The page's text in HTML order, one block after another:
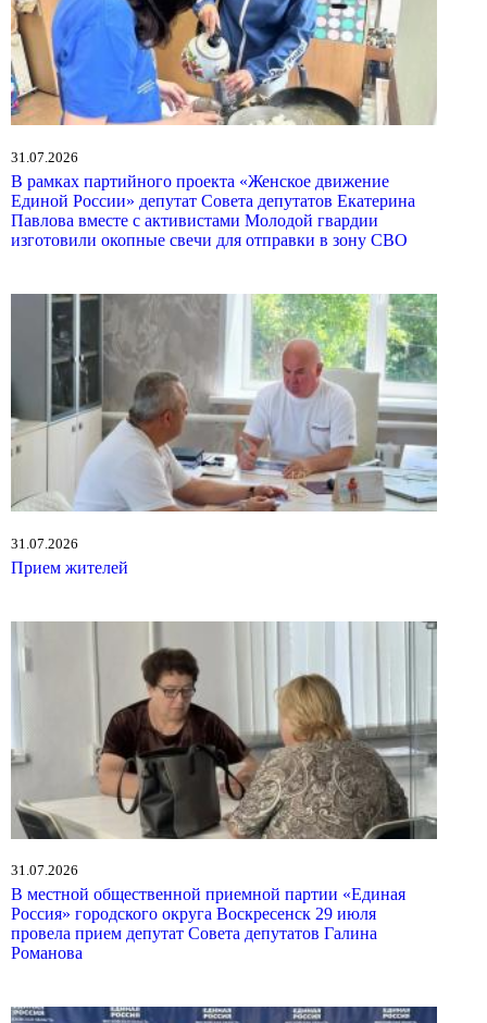
31.07.2026
В рамках партийного проекта «Женское движение
Единой России» депутат Совета депутатов Екатерина
Павлова вместе с активистами Молодой гвардии
изготовили окопные свечи для отправки в зону СВО
31.07.2026
Прием жителей
31.07.2026
В местной общественной приемной партии «Единая
Россия» городского округа Воскресенск 29 июля
провела прием депутат Совета депутатов Галина
Романова